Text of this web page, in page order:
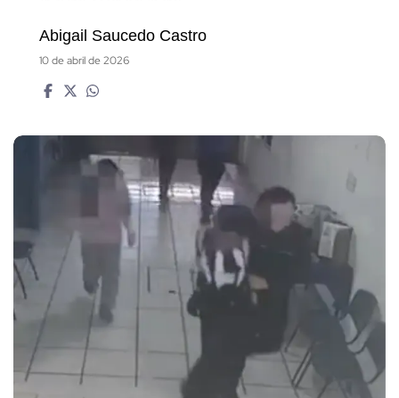
Abigail Saucedo Castro
10 de abril de 2026